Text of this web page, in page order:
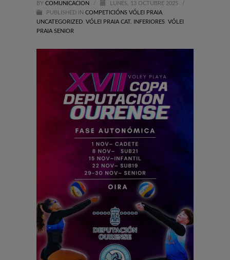
BY COMUNICACION / LUNES, 13 OCTUBRE 2025
/
PUBLISHED IN COMPETICIÓNS VÓLEI PRAIA
UNCATEGORIZED VÓLEI PRAIA CAT. INFERIORES VÓLEI
PRAIA SENIOR